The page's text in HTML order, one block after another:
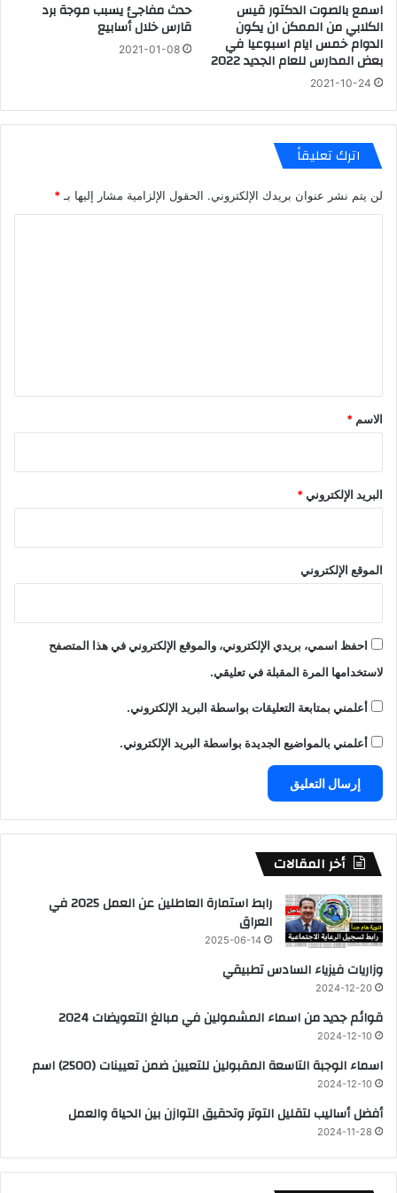
اسمع بالصوت الدكتور قيس
الكلابي من الممكن ان يكون
الدوام خمس ايام اسبوعيا في
بعض المدارس للعام الجديد 2022
2021-10-24
حدث مفاجئ يسبب موجة برد
قارس خلال أسابيع
2021-01-08
اترك تعليقاً
لن يتم نشر عنوان بريدك الإلكتروني. الحقول الإلزامية مشار إليها بـ *
*
الاسم *
البريد الإلكتروني*
الموقع الإلكتروني
احفظ اسمي، بريدي الإلكتروني، والموقع الإلكتروني في هذا المتصفح
لاستخدامها المرة المقبلة في تعليقي.
أعلمني بمتابعة التعليقات بواسطة البريد الإلكتروني.
أعلمني بالمواضيع الجديدة بواسطة البريد الإلكتروني.
أخر المقالات
رابط استمارة العاطلين عن العمل 2025 في
العراق
2025-06-14
وزاريات فيزياء السادس تطبيقي
2024-12-20
قوائم جديد من اسماء المشمولين في مبالغ التعويضات 2024
2024-12-10
اسماء الوجبة التاسعة المقبولين للتعيين ضمن تعيينات (2500) اسم
2024-12-10
أفضل أساليب لتقليل التوتر وتحقيق التوازن بين الحياة والعمل
2024-11-28